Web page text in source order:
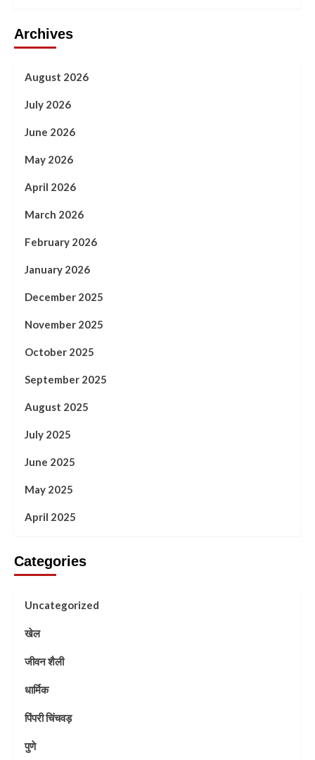
Archives
August 2026
July 2026
June 2026
May 2026
April 2026
March 2026
February 2026
January 2026
December 2025
November 2025
October 2025
September 2025
August 2025
July 2025
June 2025
May 2025
April 2025
Categories
Uncategorized
खेल
जीवन शैली
धार्मिक
पिंपरी चिंचवड़
पुणे